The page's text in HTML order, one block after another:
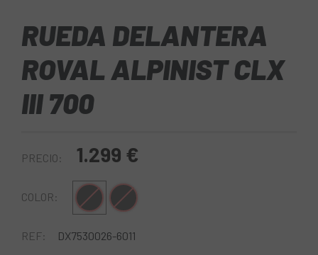
RUEDA DELANTERA
ROVAL ALPINIST CLX
III 700
PRECIO: 1.299 €
COLOR: Negro
Negro-Blanco
REF: DX7530026-6011